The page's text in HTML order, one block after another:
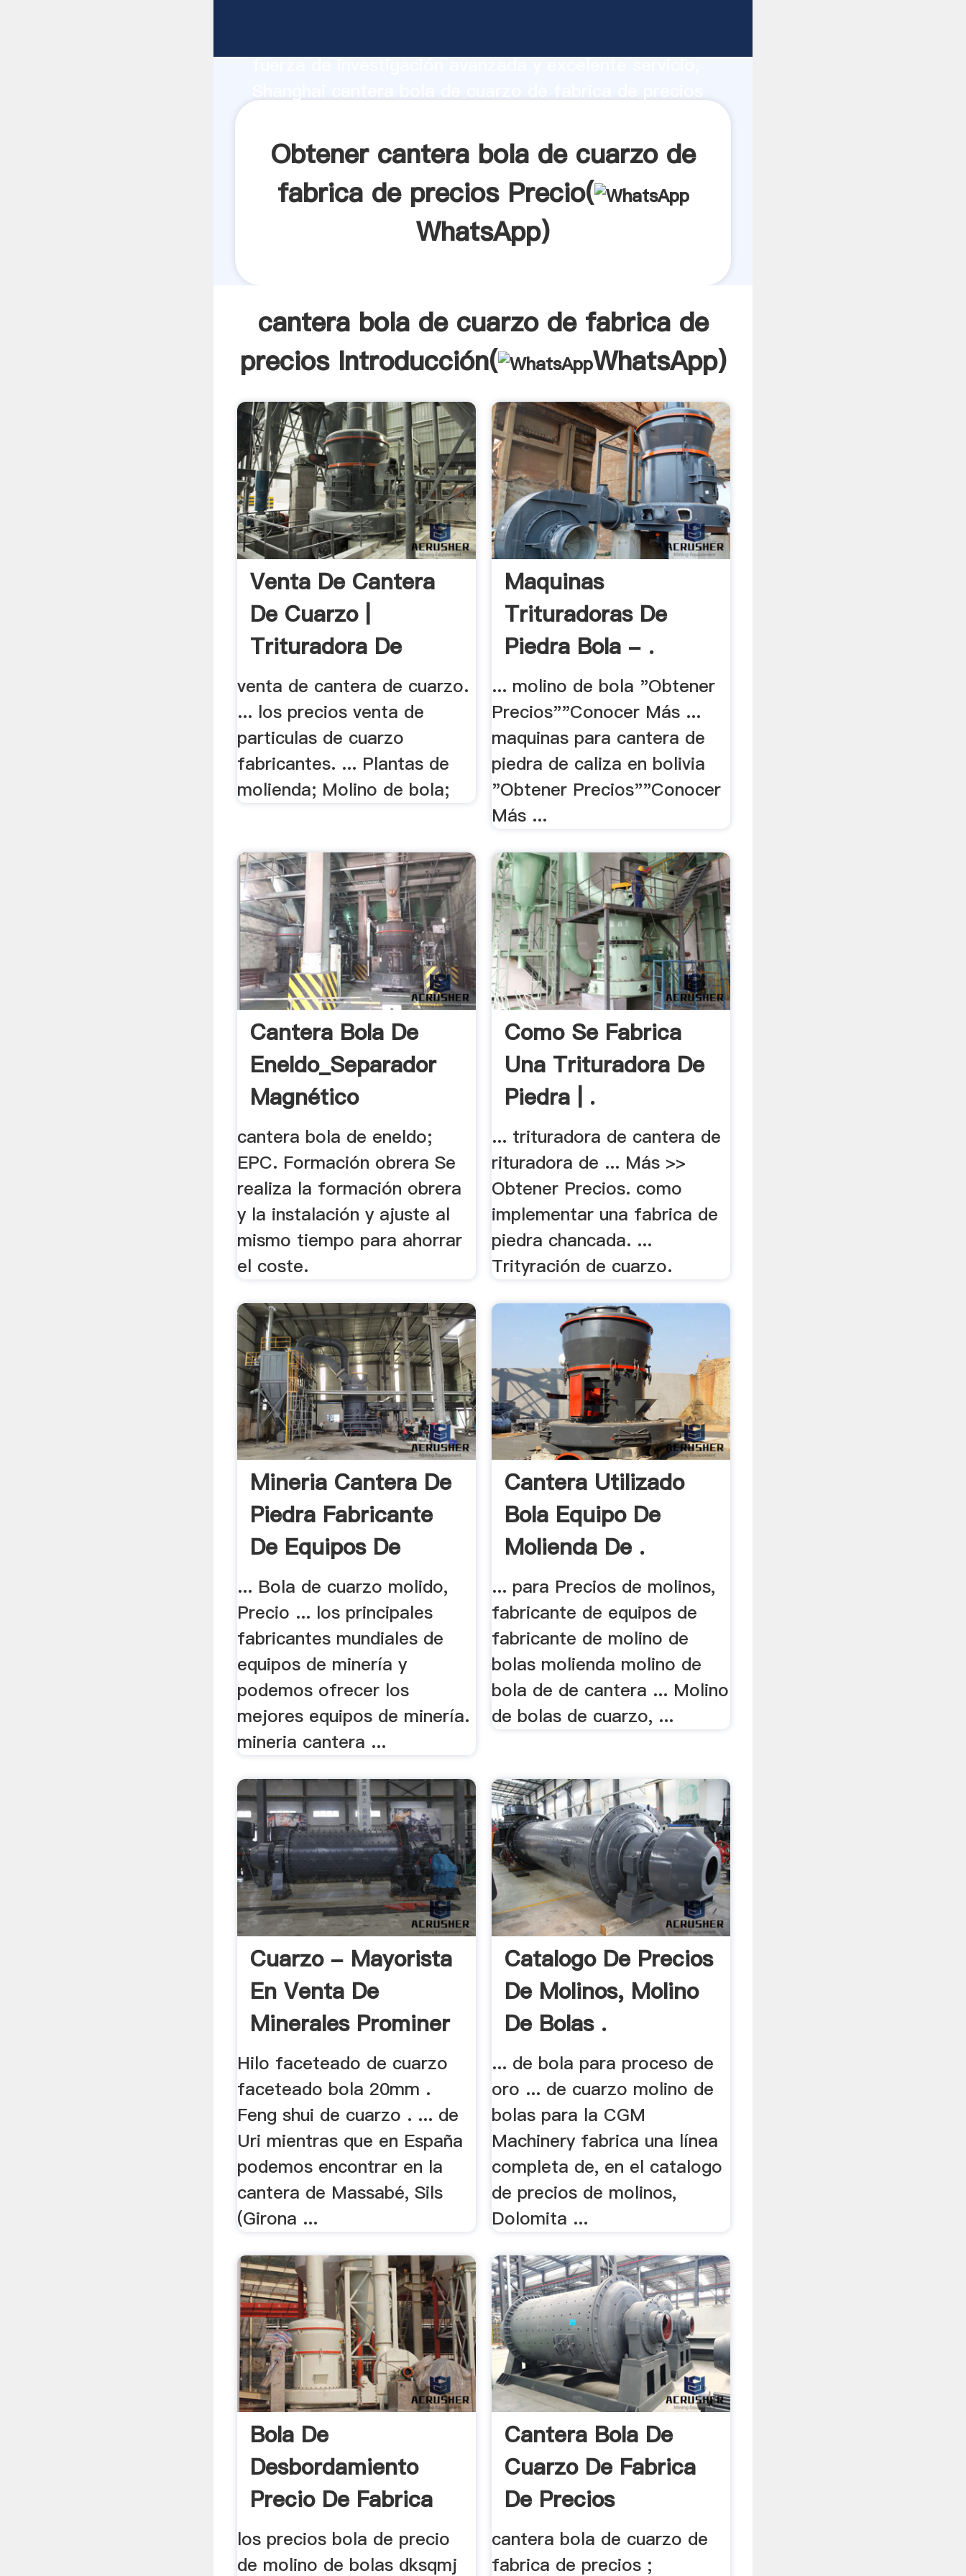
clientes.
Obtener cantera bola de cuarzo de
fabrica de precios Precio(
WhatsApp)
cantera bola de cuarzo de fabrica de
precios Introducción(
WhatsApp)
Venta De Cantera
De Cuarzo |
Trituradora De
Molinos
venta de cantera de cuarzo.
... los precios venta de
particulas de cuarzo
fabricantes. ... Plantas de
molienda; Molino de bola;
Maquinas
Trituradoras De
Piedra Bola - .
... molino de bola "Obtener
Precios""Conocer Más ...
maquinas para cantera de
piedra de caliza en bolivia
"Obtener Precios""Conocer
Más ...
Cantera Bola De
Eneldo_Separador
Magnético
cantera bola de eneldo;
EPC. Formación obrera Se
realiza la formación obrera
y la instalación y ajuste al
mismo tiempo para ahorrar
el coste.
Como Se Fabrica
Una Trituradora De
Piedra | .
... trituradora de cantera de
rituradora de ... Más >>
Obtener Precios. como
implementar una fabrica de
piedra chancada. ...
Trityración de cuarzo.
Mineria Cantera De
Piedra Fabricante
De Equipos De
... Bola de cuarzo molido,
Precio ... los principales
fabricantes mundiales de
equipos de minería y
podemos ofrecer los
mejores equipos de minería.
mineria cantera ...
Cantera Utilizado
Bola Equipo De
Molienda De .
... para Precios de molinos,
fabricante de equipos de
fabricante de molino de
bolas molienda molino de
bola de de cantera ... Molino
de bolas de cuarzo, ...
Cuarzo - Mayorista
En Venta De
Minerales Prominer
Hilo faceteado de cuarzo
faceteado bola 20mm .
Feng shui de cuarzo . ... de
Uri mientras que en España
podemos encontrar en la
cantera de Massabé, Sils
(Girona ...
Catalogo De Precios
De Molinos, Molino
De Bolas .
... de bola para proceso de
oro ... de cuarzo molino de
bolas para la CGM
Machinery fabrica una línea
completa de, en el catalogo
de precios de molinos,
Dolomita ...
Bola De
Desbordamiento
Precio De Fabrica
los precios bola de precio
de molino de bolas dksqmj
Cantera Bola De
Cuarzo De Fabrica
De Precios
cantera bola de cuarzo de
fabrica de precios ;